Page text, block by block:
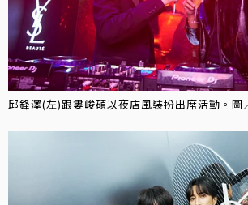
邱鋒澤(左)跟婁峻碩以夜店風裝扮出席活動。圖